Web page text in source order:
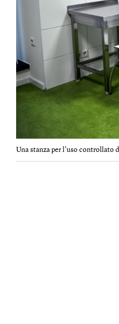
Una stanza per l’uso controllato